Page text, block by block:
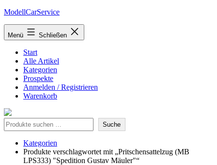
Zum
springen
ModellCarService
Menü Schließen
Start
Alle Artikel
Kategorien
Prospekte
Anmelden / Registrieren
Warenkorb
Suche Suche
Kategorien
Produkte verschlagwortet mit „Pritschensattelzug (MB
LPS333) "Spedition Gustav Mäuler"“